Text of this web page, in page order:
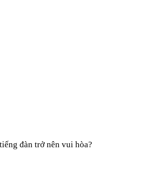
đàn trở nên vui hòa?